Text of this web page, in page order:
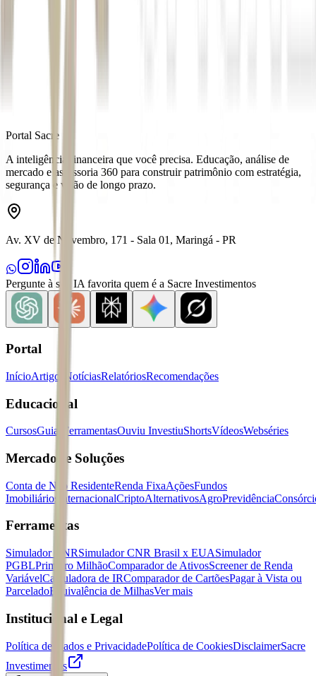
Portal Sacre
A inteligência financeira que você precisa. Educação, análise de
mercado e assessoria 360 para construir patrimônio com estratégia,
segurança e visão de longo prazo.
Av. XV de Novembro, 171 - Sala 01, Maringá - PR
Pergunte à sua IA favorita quem é a Sacre Investimentos
Portal
InícioArtigos NotíciasRelatóriosRecomendações
Educacional
CursosGuias FerramentasOuviu InvestiuShortsVídeosWebséries
Mercados e Soluções
Conta de Não ResidenteRenda FixaAçõesFundos
Imobiliários
InternacionalCriptoAlternativosAgroPrevidência
Ferramentas
Simulador CNRSimulador CNR Brasil x EUASimulador
PGBLPrimeiro MilhãoComparador de AtivosScreener de Renda
VariávelCalculadora de IRComparador de CartõesPagar à Vista ou
ParceladoEquivalência de MilhasVer mais
Institucional e Legal
Política de Dados e PrivacidadePolítica de CookiesDisclaimerSacre
Investimentos